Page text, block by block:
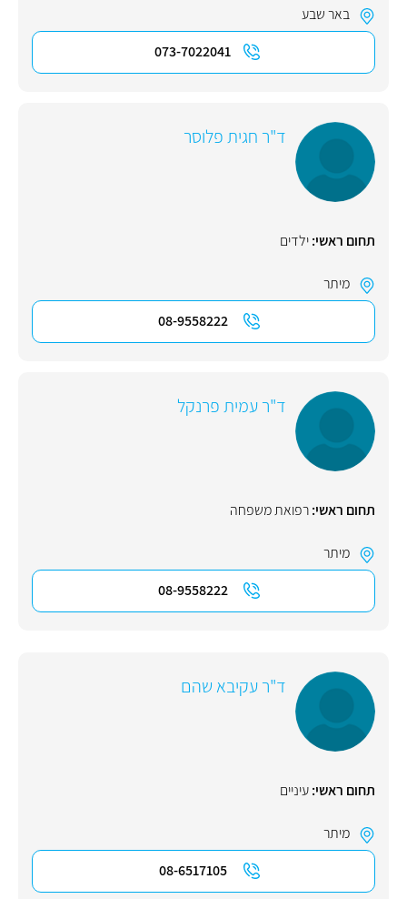
באר שבע
073-7022041
ד"ר חגית פלוסר
תחום ראשי:ילדים
מיתר
08-9558222
ד"ר עמית פרנקל
תחום ראשי:רפואת משפחה
מיתר
08-9558222
ד"ר עקיבא שהם
תחום ראשי:עיניים
מיתר
08-6517105